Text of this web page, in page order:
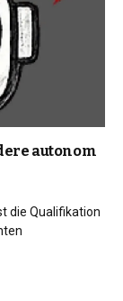
autonom